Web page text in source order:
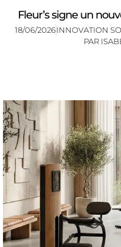
Fleur’s signe un
18/06/2026INNOVATION
PAR